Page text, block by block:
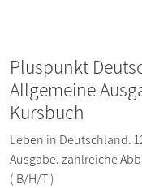
Pluspunkt
Allgemeine
Kursbuch
Leben in Deutschland.
Ausgabe. zahlreiche
( B/H/T )